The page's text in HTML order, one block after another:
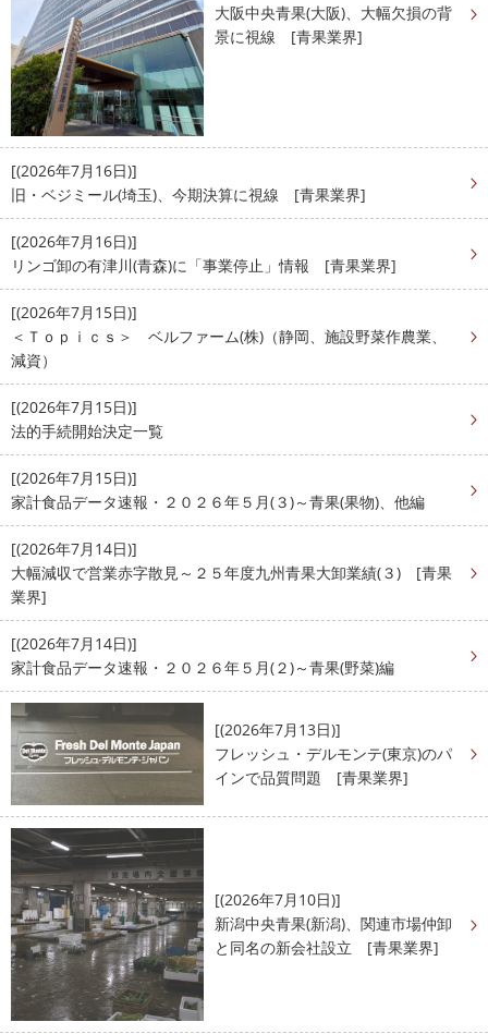
大阪中央青果(大阪)、大幅欠損の背
景に視線 [青果業界]
[(2026年7月16日)]
旧・ベジミール(埼玉)、今期決算に視線 [青果業界]
[(2026年7月16日)]
リンゴ卸の有津川(青森)に「事業停止」情報 [青果業界]
[(2026年7月15日)]
＜Ｔｏｐｉｃｓ＞ ベルファーム(株)（静岡、施設野菜作農業、
減資）
[(2026年7月15日)]
法的手続開始決定一覧
[(2026年7月15日)]
家計食品データ速報・２０２６年５月(３)～青果(果物)、他編
[(2026年7月14日)]
大幅減収で営業赤字散見～２５年度九州青果大卸業績(３) [青果
業界]
[(2026年7月14日)]
家計食品データ速報・２０２６年５月(２)～青果(野菜)編
[(2026年7月13日)]
フレッシュ・デルモンテ(東京)のパ
インで品質問題 [青果業界]
[(2026年7月10日)]
新潟中央青果(新潟)、関連市場仲卸
と同名の新会社設立 [青果業界]